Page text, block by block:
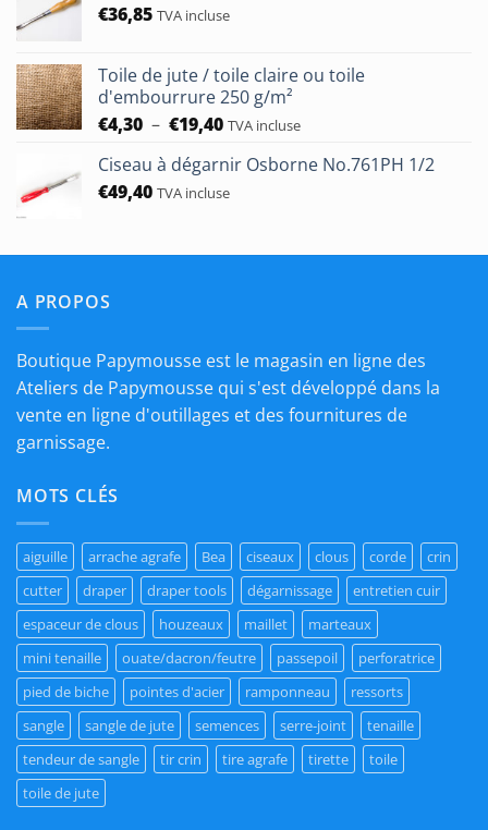
€36,85 TVA incluse
Toile de jute / toile claire ou toile
d'embourrure 250 g/m²
€4,30 – €19,40Plage
prix :
€4,30
TVA incluse
Ciseau à dégarnir Osborne No.761PH 1/2
€49,40 TVA incluse
A PROPOS
Boutique Papymousse est le magasin en ligne des
Ateliers de Papymousse qui s'est développé dans la
vente en ligne d'outillages et des fournitures de
garnissage.
MOTS CLÉS
aiguille arrache agrafe Bea ciseaux clous corde
crin
cutter
draper draper tools dégarnissage
entretien cuir
espaceur de clous
houzeaux maillet
marteaux
mini tenaille
ouate/dacron/feutre passepoil
perforatrice
pied de biche
pointes d'acier ramponneau
ressorts
sangle
sangle de jute semences serre-joint
tenaille
tendeur de sangle
tir crin tire agrafe tirette
toile
toile de jute